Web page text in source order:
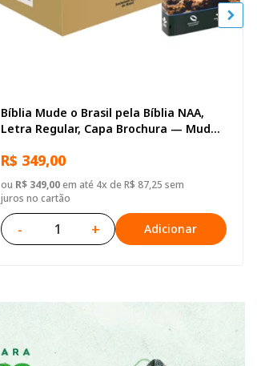
Bíblia Mude o Brasil pela Bíblia NAA,
Letra Regular, Capa Brochura — Mude
R$ 349,00
ou R$ 349,00em até 4x de R$ 87,25 sem
juros no cartão
- + Adicionar